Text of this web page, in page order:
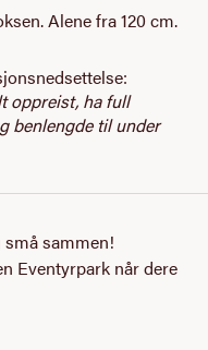
Alene fra 120 cm.
oppreist, ha full
benlengde til under
sammen!
Eventyrpark når dere